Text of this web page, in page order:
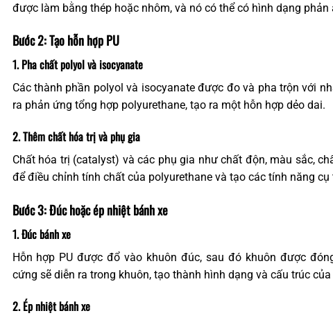
được làm bằng thép hoặc nhôm, và nó có thể có hình dạng phản
Bước 2: Tạo hỗn hợp PU
1. Pha chất polyol và isocyanate
Các thành phần polyol và isocyanate được đo và pha trộn với
ra phản ứng tổng hợp polyurethane, tạo ra một hỗn hợp dẻo dai.
2. Thêm chất hóa trị và phụ gia
Chất hóa trị (catalyst) và các phụ gia như chất độn, màu sắc,
để điều chỉnh tính chất của polyurethane và tạo các tính năng cụ
Bước 3: Đúc hoặc ép nhiệt bánh xe
1. Đúc bánh xe
Hỗn hợp PU được đổ vào khuôn đúc, sau đó khuôn được
cứng sẽ diễn ra trong khuôn, tạo thành hình dạng và cấu trúc của
2. Ép nhiệt bánh xe